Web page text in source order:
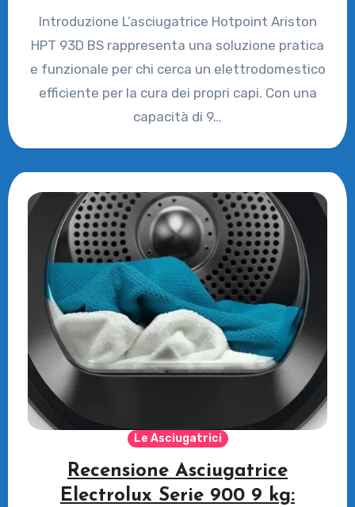
Introduzione L’asciugatrice Hotpoint Ariston
HPT 93D BS rappresenta una soluzione pratica
e funzionale per chi cerca un elettrodomestico
efficiente per la cura dei propri capi. Con una
capacità di 9…
Le Asciugatrici
Recensione Asciugatrice
Electrolux Serie 900 9 kg: